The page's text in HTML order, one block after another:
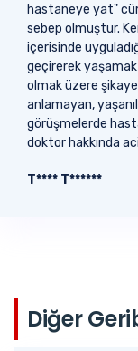
hastaneye yat"
sebep olmuştur.
içerisinde
geçirerek yaşamak
olmak üzere
anlamayan,
görüşmelerde
doktor hakkında
T**** T******
Diğer